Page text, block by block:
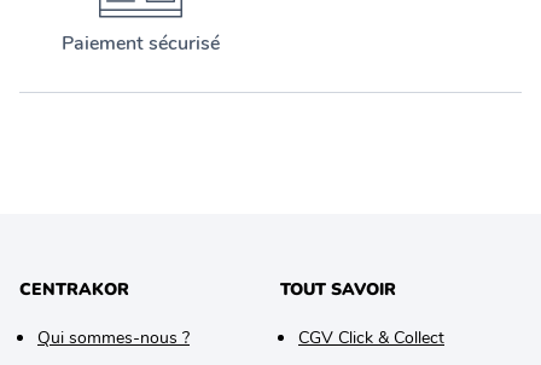
Paiement sécurisé
CENTRAKOR
Qui sommes-nous ?
TOUT SAVOIR
CGV Click & Collect